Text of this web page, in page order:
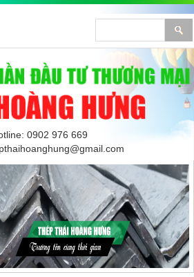
0902 976 669